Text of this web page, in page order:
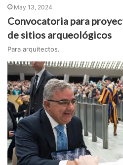
May 13, 2024
Convocatoria para
de sitios arqueológicos
Para arquitectos.